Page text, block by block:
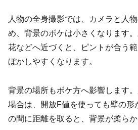
人物の全身撮影では、カメラと人
め、背景のボケは小さくなります
花などへ近づくと、ピントが合う
ぼかしやすくなります。
背景の場所もボケ方へ影響します
場合は、開放F値を使っても壁の形
の間に距離を取ると、背景が柔らか